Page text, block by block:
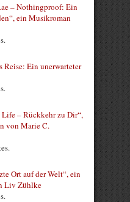
– Nothingproof: Ein
ein Musikroman
Reise: Ein unerwarteter
– Rückkehr zu Dir“,
von Marie C.
Ort auf der Welt“, ein
Liv Zühlke